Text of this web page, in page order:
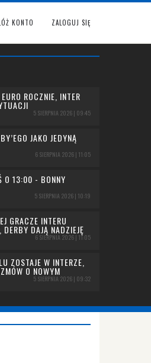
KONTO ZALOGUJ SIĘ
ROCZNIE, INTER
5 SIERPNIA 2026 | 09:45
JAKO JEDYNĄ
6 SIERPNIA 2026 | 11:05
O 13:00 - BONNY
5 SIERPNIA 2026 | 10:19
GRACZE INTERU
DERBY DAJĄ NADZIEJĘ
6 SIERPNIA 2026 | 11:05
ZOSTAJE W INTERZE,
O NOWYM
5 SIERPNIA 2026 | 09:32